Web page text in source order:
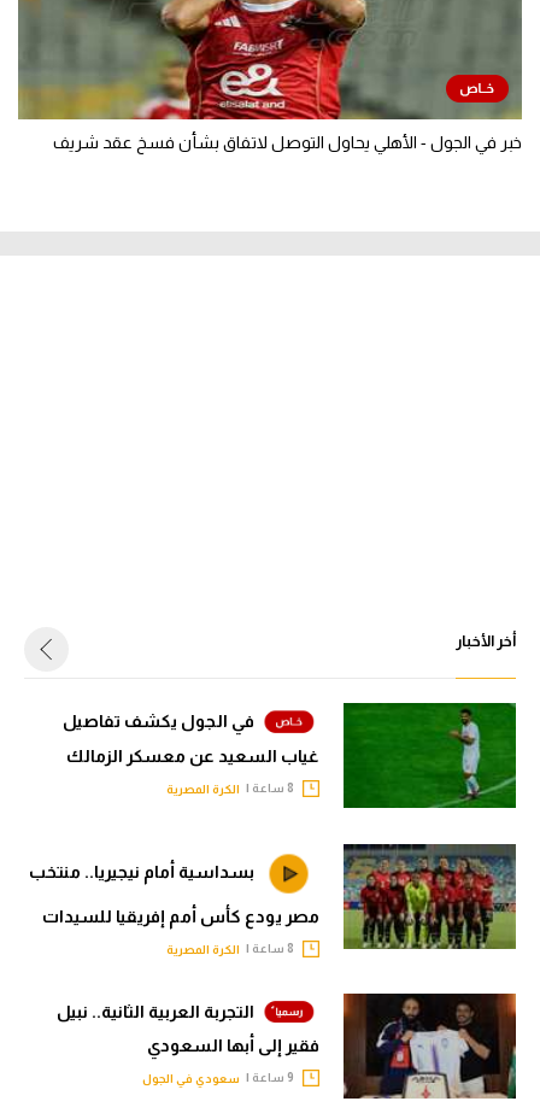
خبر في الجول - الأهلي يحاول التوصل لاتفاق بشأن فسخ عقد شريف
أخر الأخبار
في الجول يكشف تفاصيل
غياب السعيد عن معسكر الزمالك
الكرة المصرية
بسداسية أمام نيجيريا.. منتخب
مصر يودع كأس أمم إفريقيا للسيدات
الكرة المصرية
التجربة العربية الثانية.. نبيل
فقير إلى أبها السعودي
سعودي في الجول